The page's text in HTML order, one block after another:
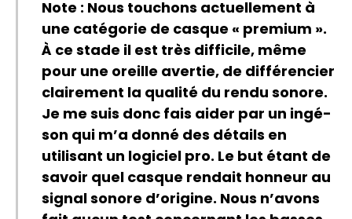
Note : Nous touchons actuellement à
une catégorie de casque « premium ».
À ce stade il est très difficile, même
pour une oreille avertie, de différencier
clairement la qualité du rendu sonore.
Je me suis donc fais aider par un ingé-
son qui m’a donné des détails en
utilisant un logiciel pro. Le but étant de
savoir quel casque rendait honneur au
signal sonore d’origine. Nous n’avons